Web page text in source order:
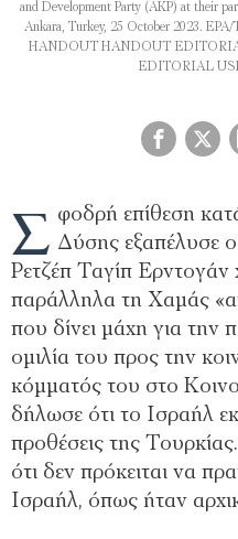
and Development Party (AKP) at their
Ankara, Turkey, 25 October 2023.
HANDOUT HANDOUT
EDITORIAL
Σ φοδρή επίθεση
Δύσης εξαπέλυσε
Ρετζέπ Ταγίπ Ερντογάν
παράλληλα τη Χαμάς
που δίνει μάχη για την
ομιλία του προς την
κόμματός του στο
δήλωσε ότι το Ισραήλ
προθέσεις της
ότι δεν πρόκειται να
Ισραήλ, όπως ήταν